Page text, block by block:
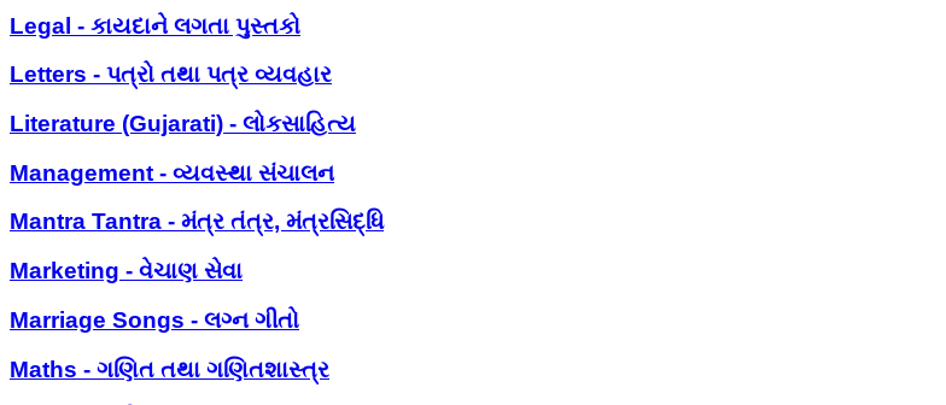
Legal - કાયદાને લગતા પુસ્તકો
Letters - પત્રો તથા પત્ર વ્યવહાર
Literature (Gujarati) - લોકસાહિત્ય
Management - વ્યવસ્થા સંચાલન
Mantra Tantra - મંત્ર તંત્ર, મંત્રસિદ્ધિ
Marketing - વેચાણ સેવા
Marriage Songs - લગ્ન ગીતો
Maths - ગણિત તથા ગણિતશાસ્ત્ર